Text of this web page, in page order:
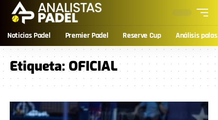
Noticias Padel Premier Padel Reserve Cup Análisis palas
Etiqueta: OFICIAL